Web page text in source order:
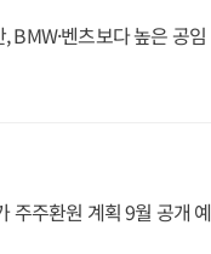
BMW·벤츠보다 높은 공임
주주환원 계획 9월 공개 예